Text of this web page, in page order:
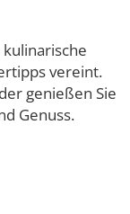
vereint.
genießen Sie
Genuss.